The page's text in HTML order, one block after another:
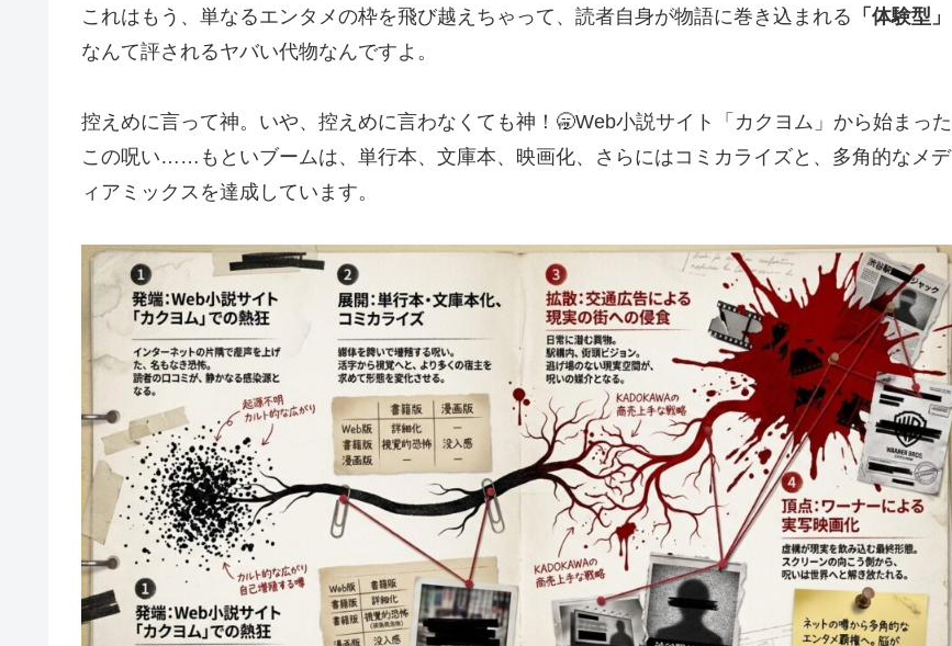
これはもう、単なるエンタメの枠を飛び越えちゃって、読者自身が物語に巻き込まれる 「体験型」
なんて評されるヤバい代物なんですよ。
控えめに言って神。いや、控えめに言わなくても神！🥱Web小説サイト「カクヨム」から始まった
この呪い……もといブームは、単行本、文庫本、映画化、さらにはコミカライズと、多角的なメデ
ィアミックスを達成しています。